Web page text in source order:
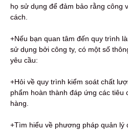
họ sử dụng để đảm bảo rằng công
cách.
+Nếu bạn quan tâm đến quy trình
sử dụng bởi công ty, có một số
yêu cầu:
+Hỏi về quy trình kiểm soát chất
phẩm hoàn thành đáp ứng các tiêu
hàng.
+Tìm hiểu về phương pháp quản lý